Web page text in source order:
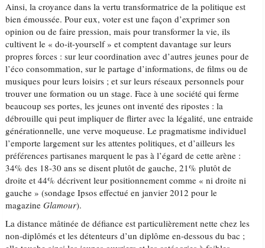
Ainsi, la croyance dans la vertu transformatrice de la politique est
bien émoussée. Pour eux, voter est une façon d’exprimer son
opinion ou de faire pression, mais pour transformer la vie, ils
cultivent le « do-it-yourself » et comptent davantage sur leurs
propres forces : sur leur coordination avec d’autres jeunes pour de
l’éco consommation, sur le partage d’informations, de films ou de
musiques pour leurs loisirs ; et sur leurs réseaux personnels pour
trouver une formation ou un stage. Face à une société qui ferme
beaucoup ses portes, les jeunes ont inventé des ripostes : la
débrouille qui peut impliquer de flirter avec la légalité, une entraide
générationnelle, une verve moqueuse. Le pragmatisme individuel
l’emporte largement sur les attentes politiques, et d’ailleurs les
préférences partisanes marquent le pas à l’égard de cette arène :
34% des 18-30 ans se disent plutôt de gauche, 21% plutôt de
droite et 44% décrivent leur positionnement comme « ni droite ni
gauche » (sondage Ipsos effectué en janvier 2012 pour le
magazineGlamour).
La distance mâtinée de défiance est particulièrement nette chez les
non-diplômés et les détenteurs d’un diplôme en-dessous du bac ;